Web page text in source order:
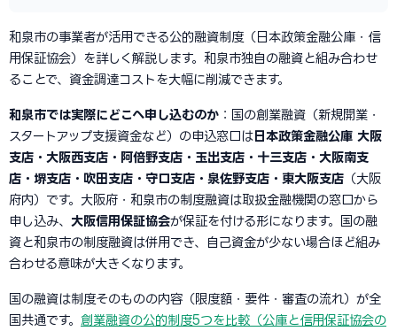
和泉市の事業者が活用できる公的融資制度（日本政策金融公庫・信
用保証協会）を詳しく解説します。和泉市独自の融資と組み合わせ
ることで、資金調達コストを大幅に削減できます。
和泉市では実際にどこへ申し込むのか ：国の創業融資（新規開業・
スタートアップ支援資金など）の申込窓口は 日本政策金融公庫 大阪
支店・大阪西支店・阿倍野支店・玉出支店・十三支店・大阪南支
店・堺支店・吹田支店・守口支店・泉佐野支店・東大阪支店 （大阪
府内）です。大阪府・和泉市の制度融資は取扱金融機関の窓口から
申し込み、 大阪信用保証協会が保証を付ける形になります。国の融
資と和泉市の制度融資は併用でき、自己資金が少ない場合ほど組み
合わせる意味が大きくなります。
国の融資は制度そのものの内容（限度額・要件・審査の流れ）が全
国共通です。 創業融資の公的制度5つを比較（公庫と信用保証協会の